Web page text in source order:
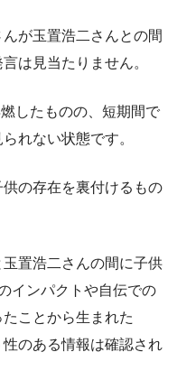
が玉置浩二さんとの間
は見当たりません。
したものの、短期間で
れない状態です。
の存在を裏付けるもの
置浩二さんの間に子供
インパクトや自伝での
ことから生まれた
性のある情報は確認され